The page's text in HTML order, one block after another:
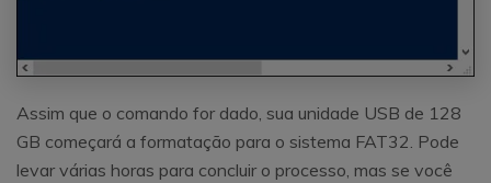
Assim que o comando for dado, sua unidade USB de 128
GB começará a formatação para o sistema FAT32. Pode
levar várias horas para concluir o processo, mas se você